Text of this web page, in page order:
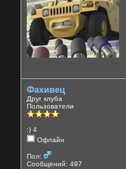
Фахивец
Друг клуба
Пользователи
:) 4
Офлайн
Пол:
Сообщений: 497